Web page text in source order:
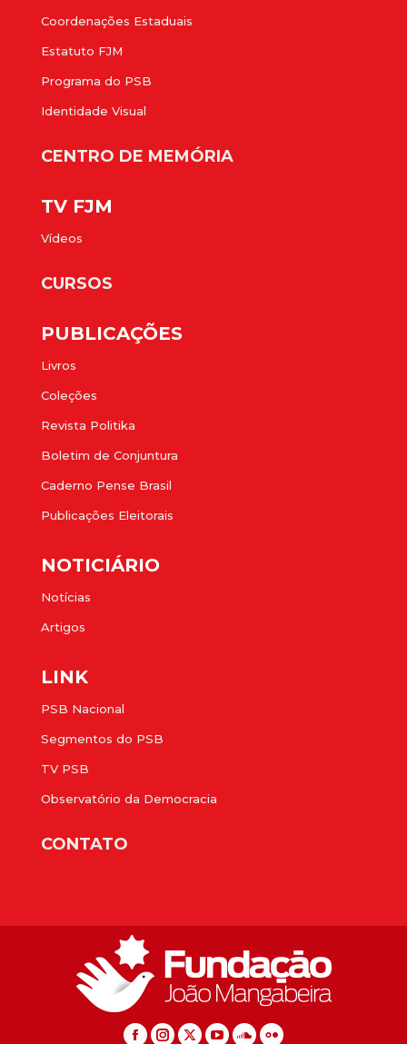
Coordenações Estaduais
Estatuto FJM
Programa do PSB
Identidade Visual
CENTRO DE MEMÓRIA
TV FJM
Vídeos
CURSOS
PUBLICAÇÕES
Livros
Coleções
Revista Politika
Boletim de Conjuntura
Caderno Pense Brasil
Publicações Eleitorais
NOTICIÁRIO
Notícias
Artigos
LINK
PSB Nacional
Segmentos do PSB
TV PSB
Observatório da Democracia
CONTATO